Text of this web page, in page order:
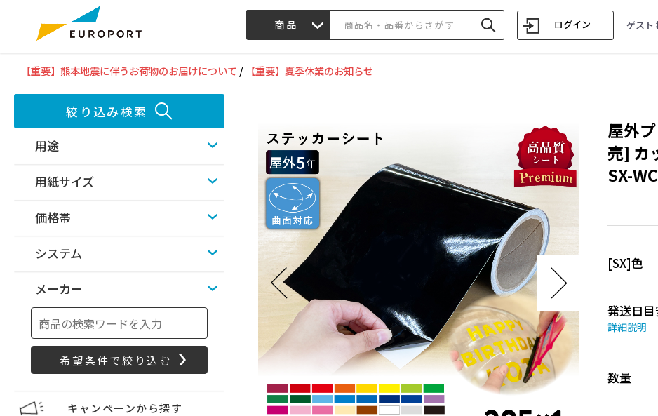
商品 ログイン ゲスト
【重要】熊本地震に伴うお荷物のお届けについて / 【重要】夏季休業のお知らせ
絞り込み検索
用途
用紙サイズ
価格帯
システム
メーカー
キャンペーンから探す
屋外
売] カ
SX-WC
[SX]色
発送日目
詳細説明
数量